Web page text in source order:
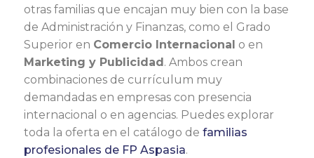
otras familias que encajan muy bien con la base
de Administración y Finanzas, como el Grado
Superior en Comercio Internacional o en
Marketing y Publicidad . Ambos crean
combinaciones de currículum muy
demandadas en empresas con presencia
internacional o en agencias. Puedes explorar
toda la oferta en el catálogo de familias
profesionales de FP Aspasia.